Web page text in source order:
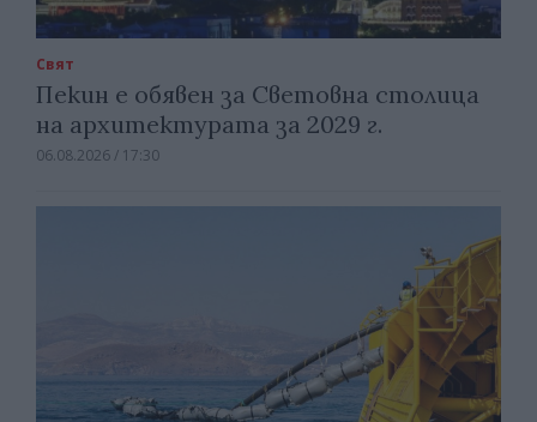
Свят
Пекин е обявен за Световна столица
на архитектурата за 2029 г.
06.08.2026 / 17:30